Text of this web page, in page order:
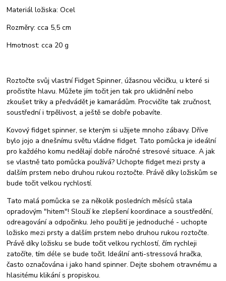
Materiál ložiska: Ocel
Rozměry: cca 5,5 cm
Hmotnost: cca 20 g
Roztočte svůj vlastní Fidget Spinner, úžasnou věcičku, u které si
pročistíte hlavu. Můžete jím točit jen tak pro uklidnění nebo
zkoušet triky a předvádět je kamarádům. Procvičíte tak zručnost,
soustřední i trpělivost, a ještě se dobře pobavíte.
Kovový fidget spinner, se kterým si užijete mnoho zábavy. Dříve
bylo jojo a dnešnímu světu vládne fidget. Tato pomůcka je ideální
pro každého komu nedělají dobře náročné stresové situace. A jak
se vlastně tato pomůcka používá? Uchopte fidget mezi prsty a
dalším prstem nebo druhou rukou roztočte. Právě díky ložiskům se
bude točit velkou rychlostí.
Tato malá pomůcka se za několik posledních měsíců stala
opradovým "hitem"! Slouží ke zlepšení koordinace a soustředění,
odreagování a odpočinku. Jeho použití je jednoduché - uchopte
ložisko mezi prsty a dalším prstem nebo druhou rukou roztočte.
Právě díky ložisku se bude točit velkou rychlostí, čím rychleji
zatočíte, tím déle se bude točit. Ideální anti-stressová hračka,
často označována i jako hand spinner. Dejte sbohem otravnému a
hlasitému klikání s propiskou.